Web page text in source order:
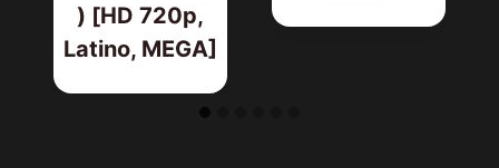
) [HD 720p,
Latino, MEGA]